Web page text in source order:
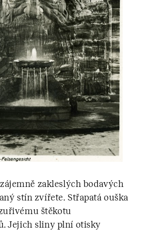
zakleslých bodavých
stín zvířete. Střapatá ouška
štěkotu
Jejich sliny plní otisky